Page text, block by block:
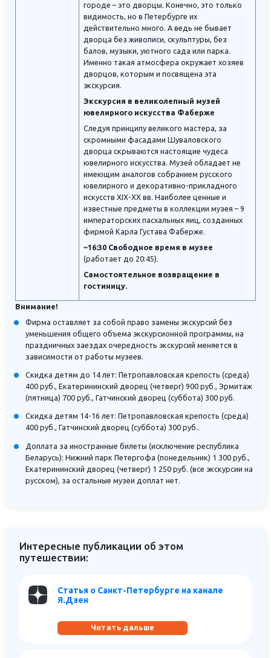
городе – это дворцы. Конечно, это только
видимость, но в Петербурге их
действительно много. А ведь не бывает
дворца без живописи, скульптуры, без
балов, музыки, уютного сада или парка.
Именно такая атмосфера окружает хозяев
дворцов, которым и посвящена эта
экскурсия.
Экскурсия в великолепный музей
ювелирного искусства Фаберже
Следуя принципу великого мастера, за
скромными фасадами Шуваловского
дворца скрываются настоящие чудеса
ювелирного искусства. Музей обладает не
имеющим аналогов собранием русского
ювелирного и декоративно-прикладного
искусств XIX-XX вв. Наиболее ценные и
известные предметы в коллекции музея – 9
императорских пасхальных яиц, созданных
фирмой Карла Густава Фаберже.
~16:30 Свободное время в музее
(работает до 20:45).
Самостоятельное возвращение в
гостиницу.
Внимание!
Фирма оставляет за собой право замены экскурсий без
уменьшения общего объема экскурсионной программы, на
праздничных заездах очередность экскурсий меняется в
зависимости от работы музеев.
Скидка детям до 14 лет: Петропавловская крепость (среда)
400 руб., Екатерининский дворец (четверг) 900 руб., Эрмитаж
(пятница) 700 руб., Гатчинский дворец (суббота) 300 руб.
Скидка детям 14-16 лет: Петропавловская крепость (среда)
400 руб., Гатчинский дворец (суббота) 300 руб..
Доплата за иностранные билеты (исключение республика
Беларусь): Нижний парк Петергофа (понедельник) 1 300 руб.,
Екатерининский дворец (четверг) 1 250 руб. (все экскурсии на
русском), за остальные музеи доплат нет.
Интересные публикации об этом
путешествии:
Статья о Санкт-Петербурге на канале
Я.Дзен
Читать дальше